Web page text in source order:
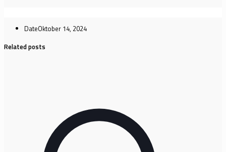
DateOktober 14, 2024
Related posts